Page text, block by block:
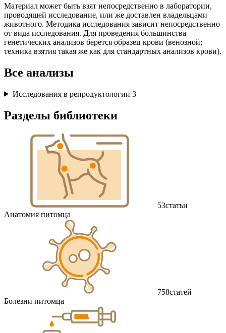
Материал может быть взят непосредственно в лаборатории,
проводящей исследование, или же доставлен владельцами
животного. Методика исследования зависит непосредственно
от вида исследования. Для проведения большинства
генетических анализов берется образец крови (венозной;
техника взятия такая же как для стандартных анализов крови).
Все анализы
Исследования в репродуктологии 3
Разделы библиотеки
53статьи
Анатомия питомца
758статей
Болезни питомца